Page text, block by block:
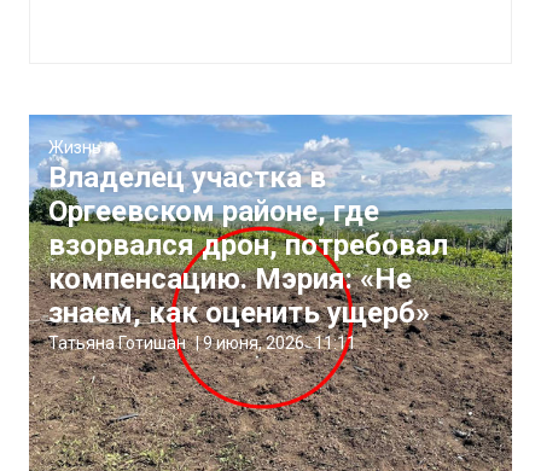
Жизнь
Владелец участка в
Оргеевском районе, где
взорвался дрон, потребовал
компенсацию. Мэрия: «Не
знаем, как оценить ущерб»
Татьяна Готишан |9 июня, 2026 11:11